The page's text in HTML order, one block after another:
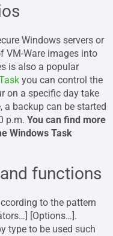
Windows servers or
VM-Ware images into
is also a popular
you can control the
on a specific day take
a backup can be started
p.m. You can find more
Windows Task
functions
to the pattern
[Options…].
type to be used such